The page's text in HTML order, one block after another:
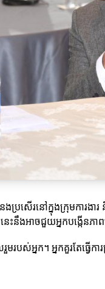
រសើរនៅក្នុងក្រុមការងា
នេះនឹងអាចជួយអ្នកបង្កើន
បស់អ្នក។ អ្នកគួរតែធ្វ